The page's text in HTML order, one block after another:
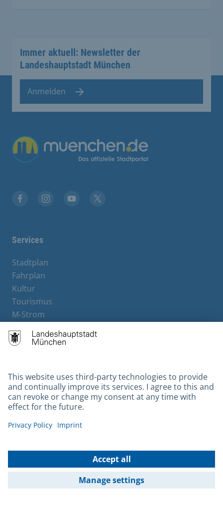
Immer aktuell: Newsletter der
Landeshauptstadt München
Anmelden
Übergreifende Links
Services
Stadtplan
Fahrplan
Kultur
Tourismus
M-Strom
Hotels
Contact
Barrierefreiheit
Leichte Sprache
Gebärdensprache
Kontakt